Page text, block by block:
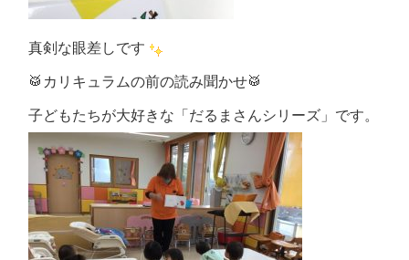
真剣な眼差しです
🥁カリキュラムの前の読み聞かせ🥁
子どもたちが大好きな「だるまさんシリーズ」です。